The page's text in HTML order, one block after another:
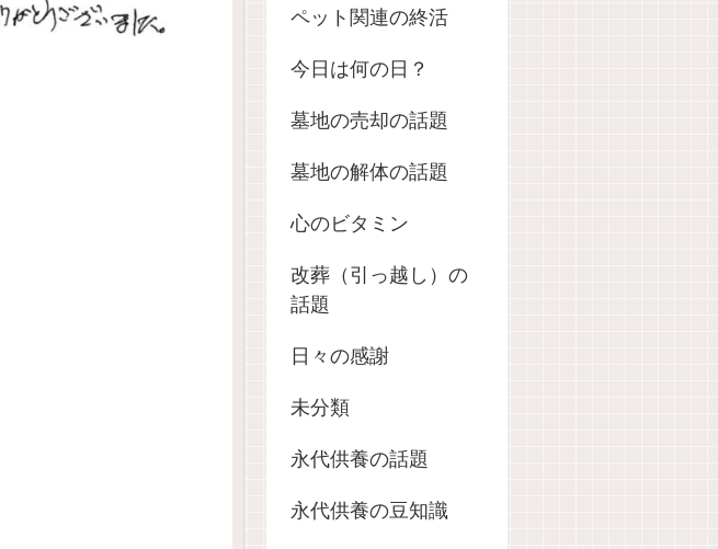
ペット関連の終活
今日は何の日？
墓地の売却の話題
墓地の解体の話題
心のビタミン
改葬（引っ越し）の
話題
日々の感謝
未分類
永代供養の話題
永代供養の豆知識